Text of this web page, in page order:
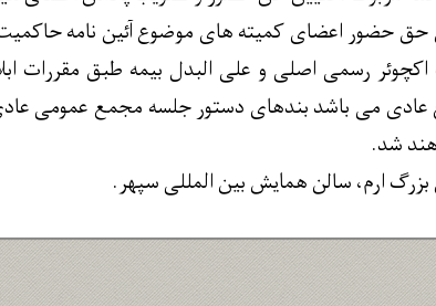
غیر موظف هیئت مدیره برای سال 1402، تعیین حق حضور اعضای کمیته های موضوع آئین
رسمی اصلی و علی البدل بیمه طبق مقررات
می باشد بندهای دستور جلسه مجمع عمومی
شد.
ارم، سالن همایش بین المللی سپهر.